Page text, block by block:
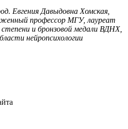
Евгения Давыдовна Хомская,
профессор МГУ, лауреат
и бронзовой медали ВДНХ,
нейропсихологии